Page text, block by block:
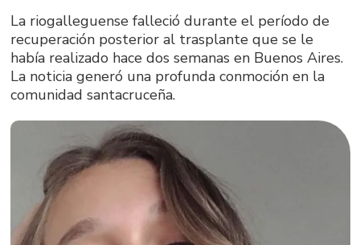
La riogalleguense falleció durante el período de
recuperación posterior al trasplante que se le
había realizado hace dos semanas en Buenos Aires.
La noticia generó una profunda conmoción en la
comunidad santacruceña.